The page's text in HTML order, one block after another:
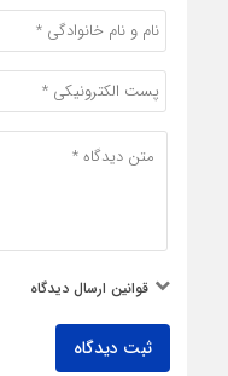
قوانین ارسال دیدگاه
ثبت دیدگاه